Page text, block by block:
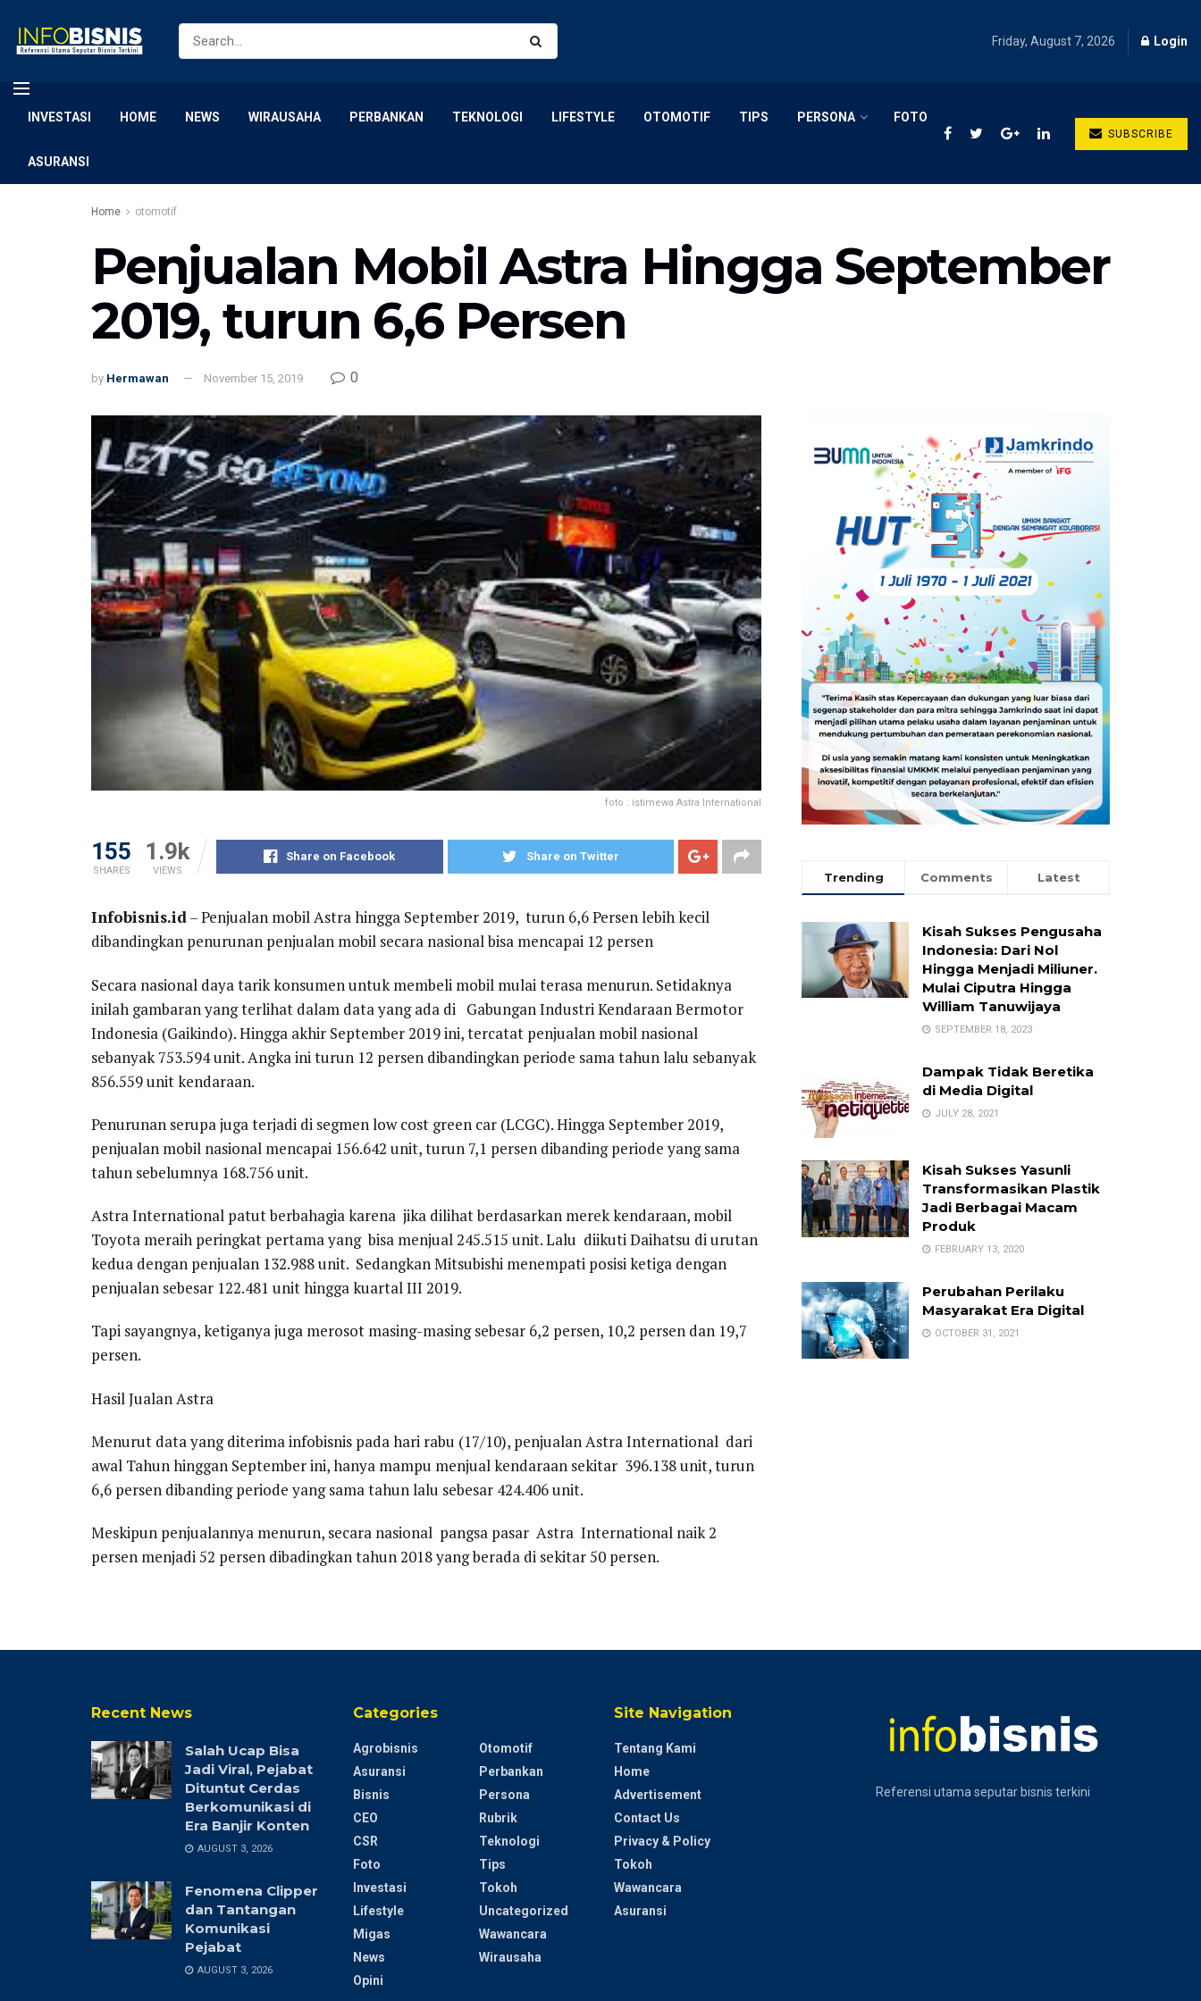
Friday, August 7, 2026 Login
INVESTASI HOME NEWS WIRAUSAHA PERBANKAN TEKNOLOGI LIFESTYLE OTOMOTIF TIPS PERSONA FOTO
ASURANSI
SUBSCRIBE
Home otomotif
Penjualan Mobil Astra Hingga September
2019, turun 6,6 Persen
by Hermawan November 15, 2019 0
foto : istimewa Astra International
155
SHARES
1.9k
VIEWS
Share on Facebook Share on Twitter
Infobisnis.id– Penjualan mobil Astra hingga September 2019, turun 6,6 Persen lebih kecil
dibandingkan penurunan penjualan mobil secara nasional bisa mencapai 12 persen
Secara nasional daya tarik konsumen untuk membeli mobil mulai terasa menurun. Setidaknya
inilah gambaran yang terlihat dalam data yang ada di Gabungan Industri Kendaraan Bermotor
Indonesia (Gaikindo). Hingga akhir September 2019 ini, tercatat penjualan mobil nasional
sebanyak 753.594 unit. Angka ini turun 12 persen dibandingkan periode sama tahun lalu sebanyak
856.559 unit kendaraan.
Penurunan serupa juga terjadi di segmen low cost green car (LCGC). Hingga September 2019,
penjualan mobil nasional mencapai 156.642 unit, turun 7,1 persen dibanding periode yang sama
tahun sebelumnya 168.756 unit.
Astra International patut berbahagia karena jika dilihat berdasarkan merek kendaraan, mobil
Toyota meraih peringkat pertama yang bisa menjual 245.515 unit. Lalu diikuti Daihatsu di urutan
kedua dengan penjualan 132.988 unit. Sedangkan Mitsubishi menempati posisi ketiga dengan
penjualan sebesar 122.481 unit hingga kuartal III 2019.
Tapi sayangnya, ketiganya juga merosot masing-masing sebesar 6,2 persen, 10,2 persen dan 19,7
persen.
Hasil Jualan Astra
Menurut data yang diterima infobisnis pada hari rabu (17/10), penjualan Astra International dari
awal Tahun hinggan September ini, hanya mampu menjual kendaraan sekitar 396.138 unit, turun
6,6 persen dibanding periode yang sama tahun lalu sebesar 424.406 unit.
Meskipun penjualannya menurun, secara nasional pangsa pasar Astra International naik 2
persen menjadi 52 persen dibadingkan tahun 2018 yang berada di sekitar 50 persen.
Trending Comments Latest
Kisah Sukses Pengusaha
Indonesia: Dari Nol
Hingga Menjadi Miliuner.
Mulai Ciputra Hingga
William Tanuwijaya
SEPTEMBER 18, 2023
Dampak Tidak Beretika
di Media Digital
JULY 28, 2021
Kisah Sukses Yasunli
Transformasikan Plastik
Jadi Berbagai Macam
Produk
FEBRUARY 13, 2020
Perubahan Perilaku
Masyarakat Era Digital
OCTOBER 31, 2021
Recent News
Salah Ucap Bisa
Jadi Viral, Pejabat
Dituntut Cerdas
Berkomunikasi di
Era Banjir Konten
AUGUST 3, 2026
Fenomena Clipper
dan Tantangan
Komunikasi
Pejabat
AUGUST 3, 2026
Categories
Agrobisnis
Asuransi
Bisnis
CEO
CSR
Foto
Investasi
Lifestyle
Migas
News
Opini
Otomotif
Perbankan
Persona
Rubrik
Teknologi
Tips
Tokoh
Uncategorized
Wawancara
Wirausaha
Site Navigation
Tentang Kami
Home
Advertisement
Contact Us
Privacy & Policy
Tokoh
Wawancara
Asuransi
Referensi utama seputar bisnis terkini